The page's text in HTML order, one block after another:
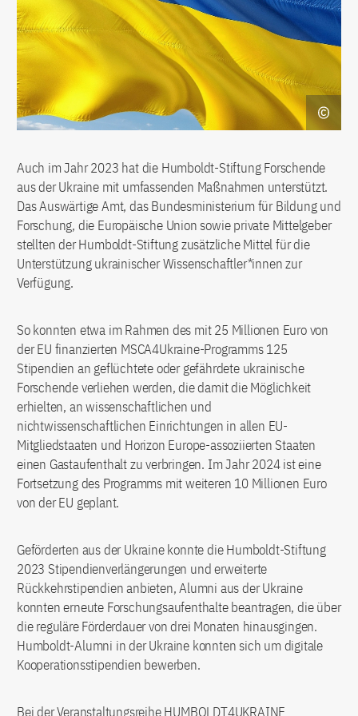
Auch im Jahr 2023 hat die Humboldt-Stiftung Forschende
aus der Ukraine mit umfassenden Maßnahmen unterstützt.
Das Auswärtige Amt, das Bundesministerium für Bildung und
Forschung, die Europäische Union sowie private Mittelgeber
stellten der Humboldt-Stiftung zusätzliche Mittel für die
Unterstützung ukrainischer Wissenschaftler*innen zur
Verfügung.
So konnten etwa im Rahmen des mit 25 Millionen Euro von
der EU finanzierten MSCA4Ukraine-Programms 125
Stipendien an geflüchtete oder gefährdete ukrainische
Forschende verliehen werden, die damit die Möglichkeit
erhielten, an wissenschaftlichen und
nichtwissenschaftlichen Einrichtungen in allen EU-
Mitgliedstaaten und Horizon Europe-assoziierten Staaten
einen Gastaufenthalt zu verbringen. Im Jahr 2024 ist eine
Fortsetzung des Programms mit weiteren 10 Millionen Euro
von der EU geplant.
Geförderten aus der Ukraine konnte die Humboldt-Stiftung
2023 Stipendienverlängerungen und erweiterte
Rückkehrstipendien anbieten, Alumni aus der Ukraine
konnten erneute Forschungsaufenthalte beantragen, die über
die reguläre Förderdauer von drei Monaten hinausgingen.
Humboldt-Alumni in der Ukraine konnten sich um digitale
Kooperationsstipendien bewerben.
Bei der Veranstaltungsreihe HUMBOLDT4UKRAINE